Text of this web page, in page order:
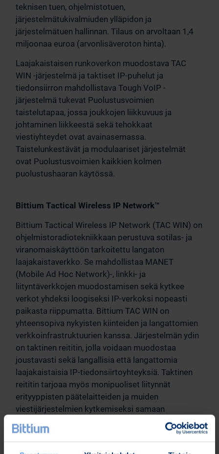
teknisen tuen, ohjelmistotuen,
järjestelmätukivalmiuden ylläpidon ja
järjestelmätuen hallinnan. Tilaus on arvoltaan 1,4
miljoonaa euroa (arvonlisäveroton hinta).
Laajakaistaisen runkoverkon muodostava TAC
WIN -järjestelmä ja taktiset IP-puhelut ja
tiedonsiirron mahdollistava Tough VoIP -
järjestelmä tukevat Puolustusvoimien
taistelutapaa, jossa joukkojen liikkuvuus ja
johtaminen liikkeestä sekä tehokkaat
viestiyhteydet ovat avainasemassa.
Taistelunkestävät ja modulaariset järjestelmät
ovat Puolustusvoimien kaikkien kolmen
puolustushaaran käytössä.
Bittium Tactical Wireless IP Network™
Bittium Tactical Wireless IP Network (TAC WIN) on
ohjelmistoradiotekniikkaan perustuva sotilas- ja
viranomaiskäyttöön tarkoitettu langaton
laajakaistaverkko. Se mahdollistaa MANET
(Mobile Ad Hoc Network)-, linkki- ja
liityntäverkkojen muodostamisen sekä kytkee
verkot yhdeksi loogiseksi IP-verkoksi nopeasti
paikasta riippumatta. Bittium TAC WIN on
yhteensopiva nykyisten kiinteiden ja langattomien
verkkoinfrastruktuurien kanssa. Järjestelmän ydin
on taktinen reititin, jolla voidaan muodostaa
joustavasti sekä langallisia että langattomia
laajakaistaisia IP-tiedonsiirtoyhteyksiä. Taktinen
reititin tarjoaa myös monipuoliset liitynnät
erityyppisten päätelaitteiden ja muiden
viestijärjestelmien kytkemiseksi samaan
tiedonsiirtoverkkoon. Reitittimen lisäksi
järjestelmään kuuluu kolmen eri taajuusalueen